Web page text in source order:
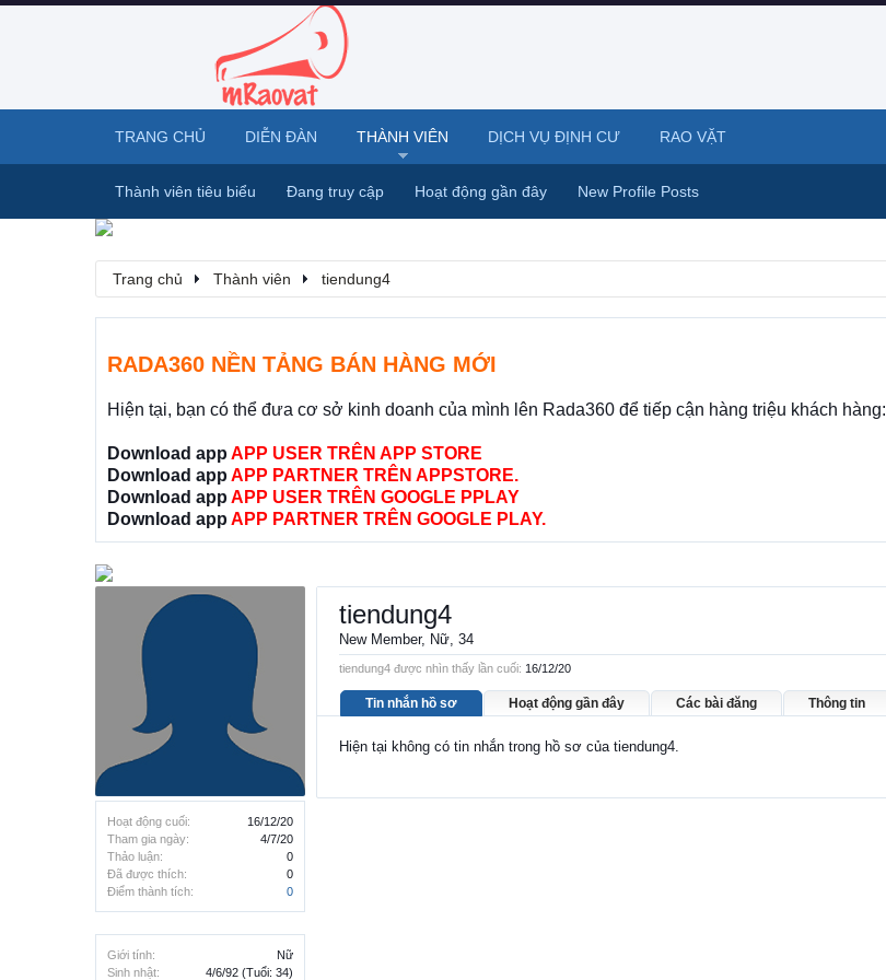
Trang chủ Thành viên tiendung4
RADA360 NỀN TẢNG BÁN HÀNG MỚI
Hiện tại, bạn có thể đưa cơ sở kinh doanh của mình lên Rada360 để tiếp cận hàng triệu khách hàng:
Download app APP USER TRÊN APP STORE
Download app APP PARTNER TRÊN APPSTORE.
Download app APP USER TRÊN GOOGLE PPLAY
Download app APP PARTNER TRÊN GOOGLE PLAY.
Hoạt động cuối:
16/12/20
Tham gia ngày:
4/7/20
Thảo luận:
0
Đã được thích:
0
Điểm thành tích:
0
Giới tính:
Nữ
Sinh nhật:
4/6/92 (Tuổi: 34)
tiendung4
New Member, Nữ, 34
tiendung4 được nhìn thấy lần cuối: 16/12/20
Tin nhắn hồ sơ Hoạt động gần đây Các bài đăng Thông tin
Hiện tại không có tin nhắn trong hồ sơ của tiendung4.
TRANG CHỦ DIỄN ĐÀN THÀNH VIÊN
Thành viên tiêu biểu Đang truy cập Hoạt động gần đây New Profile Posts
DỊCH VỤ ĐỊNH CƯ RAO VẶT